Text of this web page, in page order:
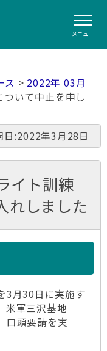
メニュー
ス > 2022年 03月
いて中止を申し
日:2022年3月28日
イト訓練
れしました
3月30日に実施す
米軍三沢基地
口頭要請を実